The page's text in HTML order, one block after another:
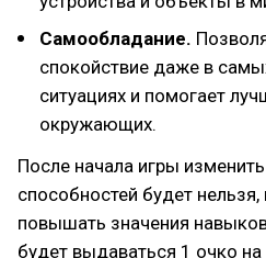
Самообладание.
спокойствие даже в
ситуациях и помогает
окружающих.
После начала игры
способностей будет
повышать значения
будет выдаваться 1 очко